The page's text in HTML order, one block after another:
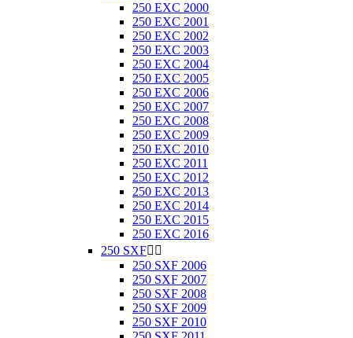
250 EXC 2000
250 EXC 2001
250 EXC 2002
250 EXC 2003
250 EXC 2004
250 EXC 2005
250 EXC 2006
250 EXC 2007
250 EXC 2008
250 EXC 2009
250 EXC 2010
250 EXC 2011
250 EXC 2012
250 EXC 2013
250 EXC 2014
250 EXC 2015
250 EXC 2016
250 SXF 
250 SXF 2006
250 SXF 2007
250 SXF 2008
250 SXF 2009
250 SXF 2010